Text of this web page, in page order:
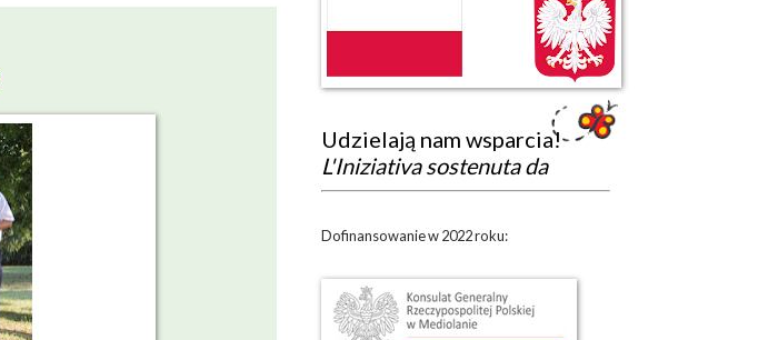
Udzielają nam wsparcia!
L'Iniziativa sostenuta da
Dofinansowanie w 2022 roku: